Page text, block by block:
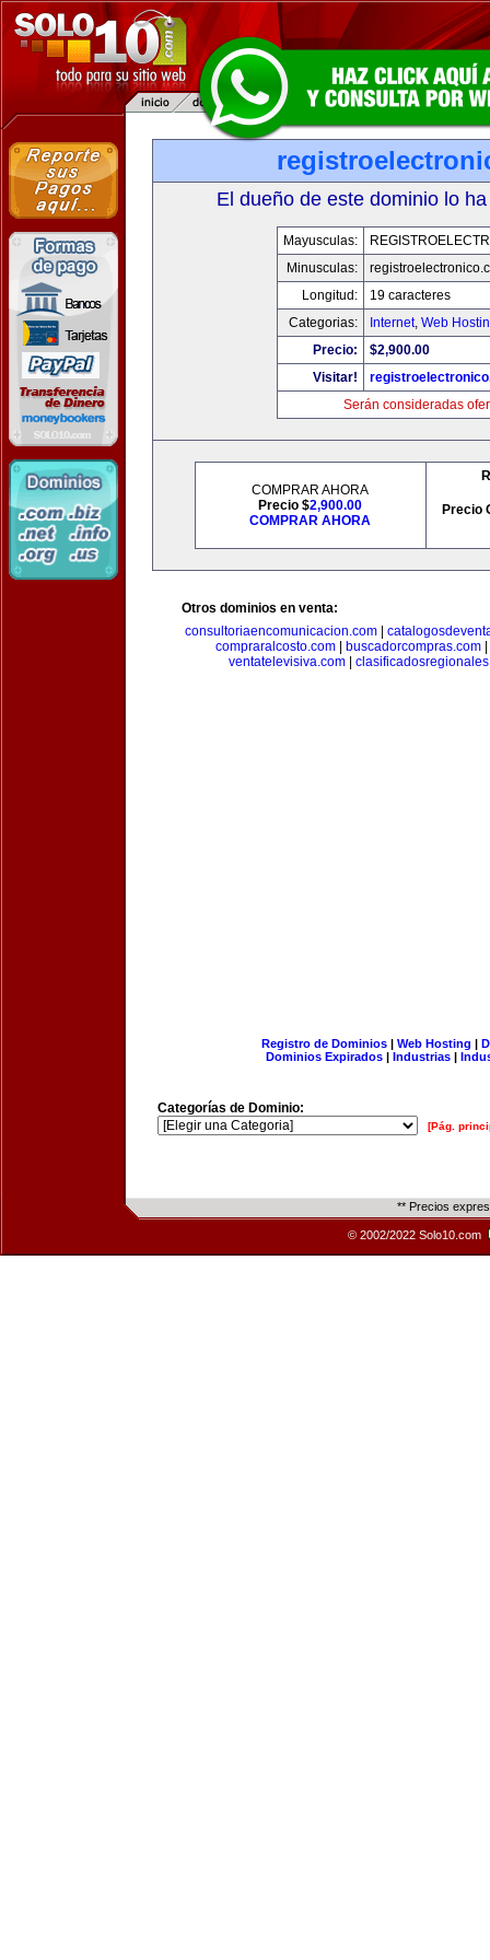
El dueño de este dominio lo
Mayusculas:
Minusculas:
Longitud:
19 caracteres
Categorias:
Internet, Web
Precio:
$2,900.00
Visitar!
Serán consideradas
COMPRAR AHORA
Precio $2,900.00
COMPRAR AHORA
Precio
Otros dominios en venta:
consultoriaencomunicacion.com
compraralcosto.com| buscadorcompras.com|
ventatelevisiva.com
Registro de Dominios| Web Hosting |
Dominios Expirados | Industrias |
Categorías de Dominio:
[Pág.
** Precios
© 2002/2022 Solo10.com